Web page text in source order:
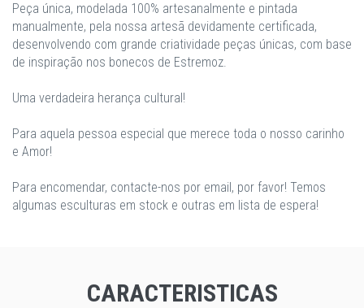
Peça única, modelada 100% artesanalmente e pintada
manualmente, pela nossa artesã devidamente certificada,
desenvolvendo com grande criatividade peças únicas, com base
de inspiração nos bonecos de Estremoz.
Uma verdadeira herança cultural!
Para aquela pessoa especial que merece toda o nosso carinho
e Amor!
Para encomendar, contacte-nos por email, por favor! Temos
algumas esculturas em stock e outras em lista de espera!
CARACTERISTICAS